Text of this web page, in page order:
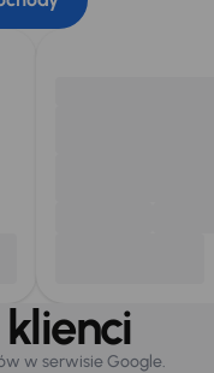
w serwisie Google.